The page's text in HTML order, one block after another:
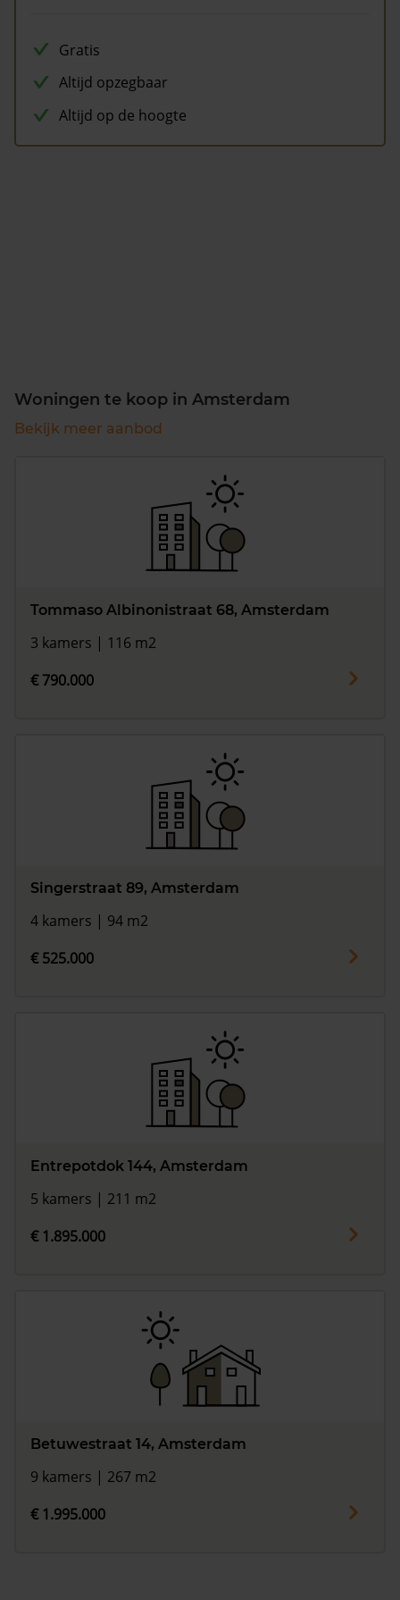
Gratis
Altijd opzegbaar
Altijd op de hoogte
Woningen te koop in Amsterdam
Bekijk meer aanbod
Tommaso Albinonistraat 68, Amsterdam
3 kamers | 116 m2
€ 790.000
Singerstraat 89, Amsterdam
4 kamers | 94 m2
€ 525.000
Entrepotdok 144, Amsterdam
5 kamers | 211 m2
€ 1.895.000
Betuwestraat 14, Amsterdam
9 kamers | 267 m2
€ 1.995.000